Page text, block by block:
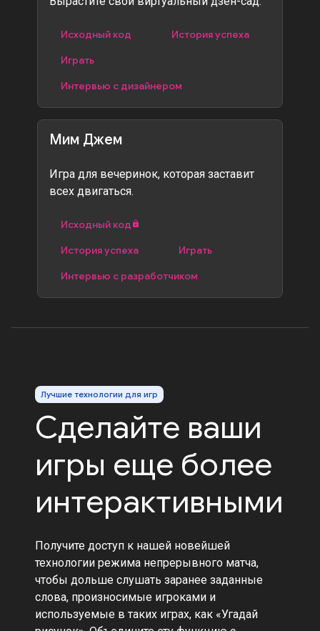
Исходный код
История успеха
Играть
Интервью с дизайнером
Мим Джем
Игра для вечеринок, которая заставит
всех двигаться.
Исходный код
История успеха
Играть
Интервью с разработчиком
Лучшие технологии для игр
Сделайте ваши
игры еще более
интерактивными
Получите доступ к нашей новейшей
технологии режима непрерывного матча,
чтобы дольше слушать заранее заданные
слова, произносимые игроками и
используемые в таких играх, как «Угадай